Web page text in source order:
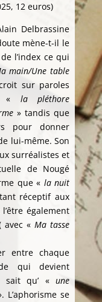
12 euros)
Delbrassine
mène-t-il le
l’index ce qui
main/Une table
sur paroles
« la pléthore
» tandis que
pour donner
lui-même. Son
surréalistes et
de Nougé
que « la nuit
réceptif aux
également
avec «Ma tasse
entre chaque
qui devient
sait qu’ «une
L’aphorisme se